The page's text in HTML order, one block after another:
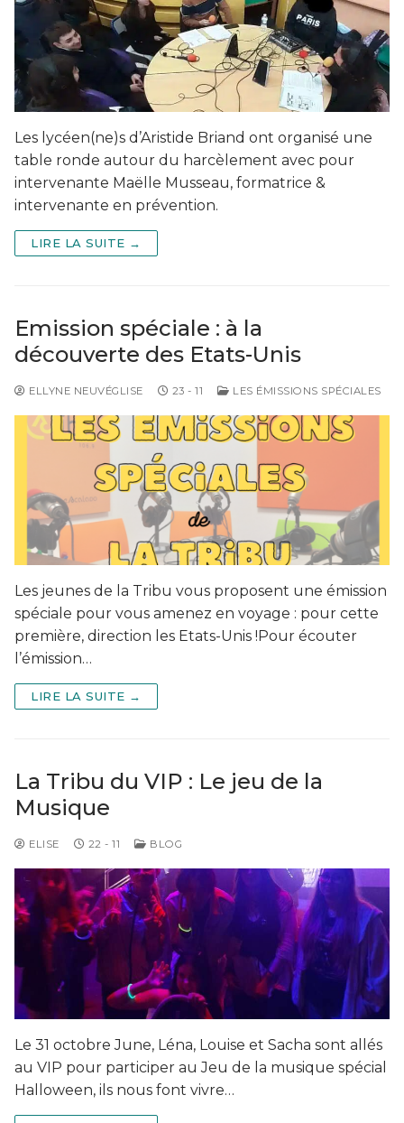
Les lycéen(ne)s d’Aristide Briand ont organisé une
table ronde autour du harcèlement avec pour
intervenante Maëlle Musseau, formatrice &
intervenante en prévention.
LIRE LA SUITE →
Emission spéciale : à la
découverte des Etats-Unis
ELLYNE NEUVÉGLISE 23 - 11 LES ÉMISSIONS SPÉCIALES
Les jeunes de la Tribu vous proposent une émission
spéciale pour vous amenez en voyage : pour cette
première, direction les Etats-Unis !Pour écouter
l’émission…
LIRE LA SUITE →
La Tribu du VIP : Le jeu de la
Musique
ELISE 22 - 11 BLOG
Le 31 octobre June, Léna, Louise et Sacha sont allés
au VIP pour participer au Jeu de la musique spécial
Halloween, ils nous font vivre…